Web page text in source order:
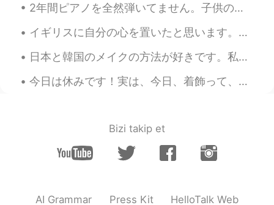
2年間ピアノを全然弾いてません。子供の時、私の好きなおもちゃはピアノおもちゃでした。色々な歌を聞いておの歌をピアノで弾けました。だから、ピアノのレッスンを受けました。しかし、音符を読めませんでし...
イギリスに自分の心を置いたと思います。もう金曜日でも、旅行のことをまだ考えてます。患者さんに集中できなくて、旅行のことについて、いつも話してます。まぁ、患者さんの祖先のほとんどはイギリス人やスコ...
日本と韓国のメイクの方法が好きです。私は西洋式でやるとピエロみたいになってしまいます。🤡 このような猫になります。😝 私は色々な西洋化粧品をもうたくさん持てますが、あまり使ってません。好きなy...
今日は休みです！実は、今日、着飾って、化粧して、外行って、買い物したい！女性のものをやりたい！👒👗💄その感じです。でも(大きな「でも」)、めっちゃ暑い！🥵そして、猫ちゃんの寝るのは羨ましい！だか...
Bizi takip et
AI Grammar Press Kit HelloTalk Web